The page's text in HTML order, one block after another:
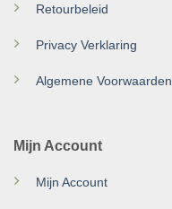
Retourbeleid
Privacy Verklaring
Algemene Voorwaarden
Mijn Account
Mijn Account